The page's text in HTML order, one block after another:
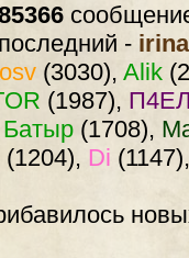
-
osv (3030), Alik
(1987),
Батыр (1708),
(1204), Di